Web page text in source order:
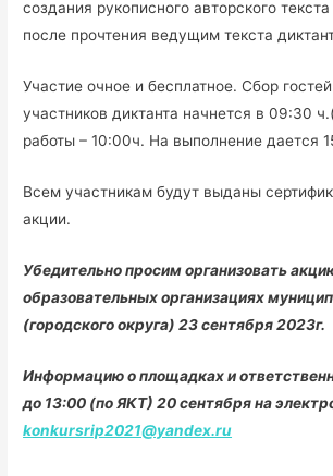
создания рукописного авторского
после прочтения ведущим текста
Участие очное и бесплатное. Сбор
участников диктанта начнется в 09:30
работы – 10:00ч. На выполнение дается
Всем участникам будут выданы
акции.
Убедительно просим организовать
образовательных организациях
(городского округа) 23 сентября 2023г.
Информацию о площадках и
до 13:00 (по ЯКТ) 20 сентября на
konkursrip2021@yandex.ru